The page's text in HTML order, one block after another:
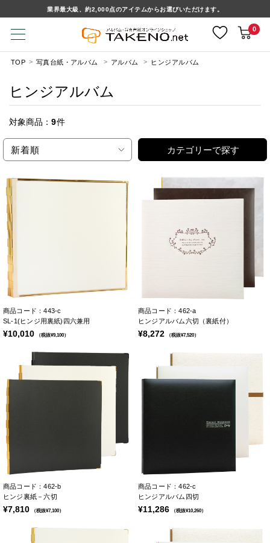
業界最大級、約2,000点のアイテムからお選びいただけます。
0
TOP 写真台紙・アルバム アルバム ヒンジアルバム
ヒンジアルバム
対象商品： 9件
新着順 カテゴリーで探す
商品コード：443-c
SL-1(ヒンジ用裏紙)四六兼用
¥10,010 （税抜¥9,100）
商品コード：462-a
ヒンジアルバム六切（裏紙付）
¥8,272 （税抜¥7,520）
商品コード：462-b
ヒンジ裏紙－六切
¥7,810 （税抜¥7,100）
商品コード：462-c
ヒンジアルバム四切
¥11,286 （税抜¥10,260）